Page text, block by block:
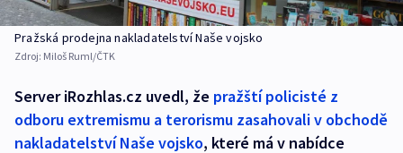
Pražská prodejna nakladatelství Naše vojsko
Zdroj: Miloš Ruml/ČTK
Server iRozhlas.cz uvedl, že pražští policisté z
odboru extremismu a terorismu zasahovali v obchodě
nakladatelství Naše vojsko, které má v nabídce